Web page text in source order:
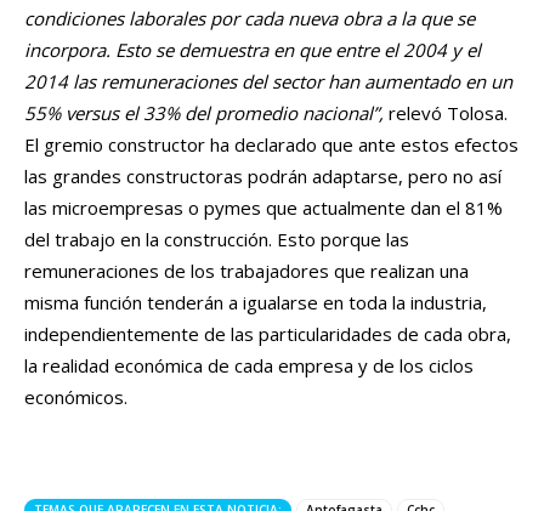
condiciones laborales por cada nueva obra a la que se
incorpora. Esto se demuestra en que entre el 2004 y el
2014 las remuneraciones del sector han aumentado en un
55% versus el 33% del promedio nacional”, relevó Tolosa.
El gremio constructor ha declarado que ante estos efectos
las grandes constructoras podrán adaptarse, pero no así
las microempresas o pymes que actualmente dan el 81%
del trabajo en la construcción. Esto porque las
remuneraciones de los trabajadores que realizan una
misma función tenderán a igualarse en toda la industria,
independientemente de las particularidades de cada obra,
la realidad económica de cada empresa y de los ciclos
económicos.